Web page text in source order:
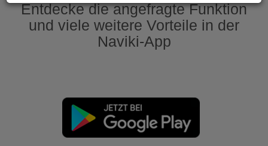
Entdecke die angefragte Funktion
und viele weitere Vorteile in der
Naviki-App